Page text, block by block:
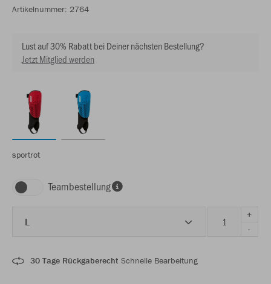
Artikelnummer: 2764
Lust auf 30% Rabatt bei Deiner nächsten Bestellung?
Jetzt Mitglied werden
sportrot
Teambestellung
L
+
-
30 Tage Rückgaberecht Schnelle Bearbeitung